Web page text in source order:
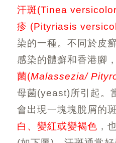
汗斑(Tinea
疹 (Pityriasis
染的一種。不同於皮
感染的體癬和香港腳
菌(Malassezia/
母菌(yeast)所引起。
會出現一塊塊脫屑的
白、變紅或變褐色 ，